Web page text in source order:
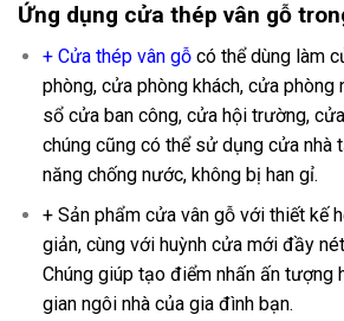
Ứng dụng cửa thép vân gỗ
+ Cửa thép vân gỗ có thể dùng làm
phòng, cửa phòng khách, cửa phòng
sổ cửa ban công, cửa hội trường,
chúng cũng có thể sử dụng cửa nhà
năng chống nước, không bị han gỉ.
+ Sản phẩm cửa vân gỗ với thiết kế
giản, cùng với huỳnh cửa mới đầy
Chúng giúp tạo điểm nhấn ấn tượng
gian ngôi nhà của gia đình bạn.